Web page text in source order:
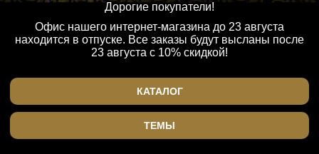
Дорогие покупатели!
Офис нашего интернет-магазина до 23 августа
находится в отпуске. Все заказы будут высланы после
23 августа с 10% скидкой!
КАТАЛОГ
ТЕМЫ